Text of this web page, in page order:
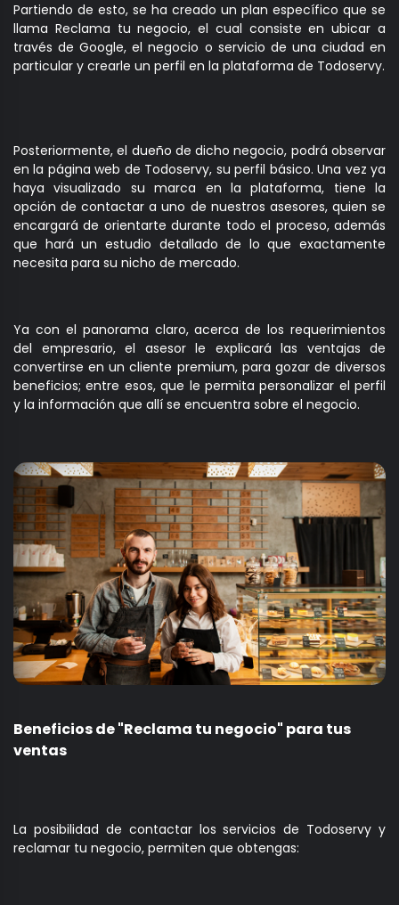
Partiendo de esto, se ha creado un plan específico que se
llama Reclama tu negocio, el cual consiste en ubicar a
través de Google, el negocio o servicio de una ciudad en
particular y crearle un perfil en la plataforma de Todoservy.
Posteriormente, el dueño de dicho negocio, podrá observar
en la página web de Todoservy, su perfil básico. Una vez ya
haya visualizado su marca en la plataforma, tiene la
opción de contactar a uno de nuestros asesores, quien se
encargará de orientarte durante todo el proceso, además
que hará un estudio detallado de lo que exactamente
necesita para su nicho de mercado.
Ya con el panorama claro, acerca de los requerimientos
del empresario, el asesor le explicará las ventajas de
convertirse en un cliente premium, para gozar de diversos
beneficios; entre esos, que le permita personalizar el perfil
y la información que allí se encuentra sobre el negocio.
Beneficios de "Reclama tu negocio" para tus
ventas
La posibilidad de contactar los servicios de Todoservy y
reclamar tu negocio, permiten que obtengas: